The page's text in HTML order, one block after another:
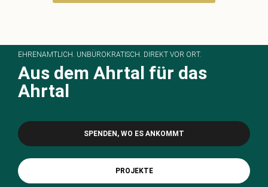
EHRENAMTLICH. UNBÜROKRATISCH. DIREKT VOR ORT.
Aus dem Ahrtal für das
Ahrtal
SPENDEN, WO ES ANKOMMT
PROJEKTE